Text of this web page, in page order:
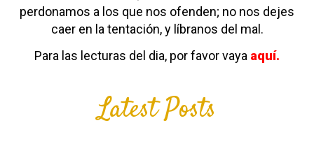
perdonamos a los que nos ofenden; no nos dejes
caer en la tentación, y líbranos del mal.
Para las lecturas del dia, por favor vaya aquí.
Latest Posts